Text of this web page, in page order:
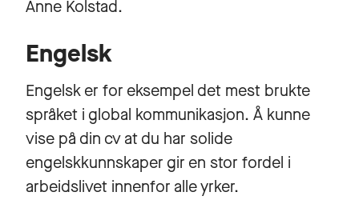
Anne Kolstad.
Engelsk
Engelsk er for eksempel det mest brukte
språket i global kommunikasjon. Å kunne
vise på din cv at du har solide
engelskkunnskaper gir en stor fordel i
arbeidslivet innenfor alle yrker.